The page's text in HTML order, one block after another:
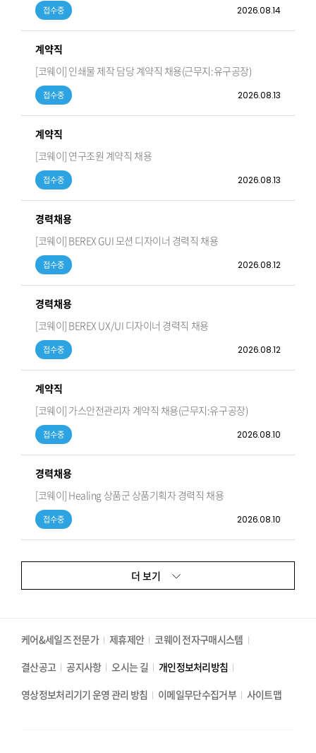
접수중 2026.08.14
계약직
[코웨이] 인쇄물 제작 담당 계약직 채용(근무지:유구공장)
접수중 2026.08.13
계약직
[코웨이] 연구조원 계약직 채용
접수중 2026.08.13
경력채용
[코웨이] BEREX GUI 모션 디자이너 경력직 채용
접수중 2026.08.12
경력채용
[코웨이] BEREX UX/UI 디자이너 경력직 채용
접수중 2026.08.12
계약직
[코웨이] 가스안전관리자 계약직 채용(근무지:유구공장)
접수중 2026.08.10
경력채용
[코웨이] Healing 상품군 상품기획자 경력직 채용
접수중 2026.08.10
더 보기
케어&세일즈 전문가 제휴제안
코웨이 전자구매시스템
결산공고
공지사항 오시는 길
개인정보처리방침
영상정보처리기기 운영 관리 방침
이메일무단수집거부 사이트맵